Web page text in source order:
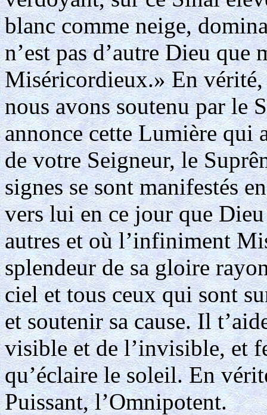
blanc comme neige,
n’est pas d’autre Dieu
Miséricordieux.» En
nous avons soutenu par le
annonce cette Lumière qui
de votre Seigneur, le
signes se sont manifestés
vers lui en ce jour que
autres et où l’infiniment
splendeur de sa gloire
ciel et tous ceux qui sont
et soutenir sa cause. Il
visible et de l’invisible, et
qu’éclaire le soleil. En
Puissant, l’Omnipotent.